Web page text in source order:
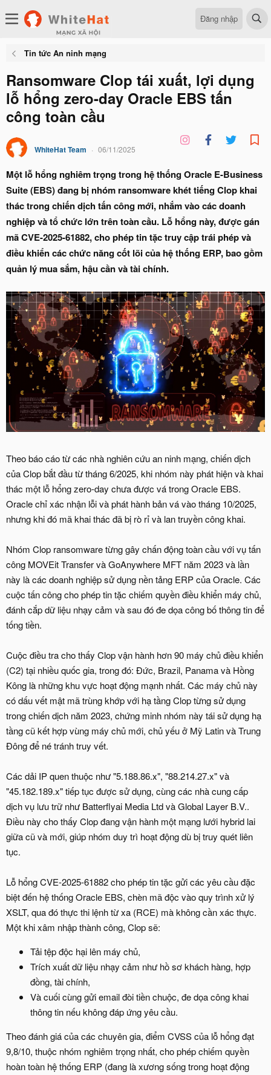
Đăng nhập
Tin tức An ninh mạng
Ransomware Clop tái xuất, lợi dụng
lỗ hổng zero-day Oracle EBS tấn
công toàn cầu
WhiteHat Team 06/11/2025
Một lỗ hổng nghiêm trọng trong hệ thống Oracle E-Business
Suite (EBS) đang bị nhóm ransomware khét tiếng Clop khai
thác trong chiến dịch tấn công mới, nhắm vào các doanh
nghiệp và tổ chức lớn trên toàn cầu. Lỗ hổng này, được gán
mã CVE-2025-61882, cho phép tin tặc truy cập trái phép và
điều khiển các chức năng cốt lõi của hệ thống ERP, bao gồm
quản lý mua sắm, hậu cần và tài chính.
Theo báo cáo từ các nhà nghiên cứu an ninh mạng, chiến dịch
của Clop bắt đầu từ tháng 6/2025, khi nhóm này phát hiện và khai
thác một lỗ hổng zero-day chưa được vá trong Oracle EBS.
Oracle chỉ xác nhận lỗi và phát hành bản vá vào tháng 10/2025,
nhưng khi đó mã khai thác đã bị rò rỉ và lan truyền công khai.
Nhóm Clop ransomware từng gây chấn động toàn cầu với vụ tấn
công MOVEit Transfer và GoAnywhere MFT năm 2023 và lần
này là các doanh nghiệp sử dụng nền tảng ERP của Oracle. Các
cuộc tấn công cho phép tin tặc chiếm quyền điều khiển máy chủ,
đánh cắp dữ liệu nhạy cảm và sau đó đe dọa công bố thông tin để
tống tiền.
Cuộc điều tra cho thấy Clop vận hành hơn 90 máy chủ điều khiển
(C2) tại nhiều quốc gia, trong đó: Đức, Brazil, Panama và Hồng
Kông là những khu vực hoạt động mạnh nhất. Các máy chủ này
có dấu vết mật mã trùng khớp với hạ tầng Clop từng sử dụng
trong chiến dịch năm 2023, chứng minh nhóm này tái sử dụng hạ
tầng cũ kết hợp vùng máy chủ mới, chủ yếu ở Mỹ Latin và Trung
Đông để né tránh truy vết.
Các dải IP quen thuộc như "5.188.86.x", "88.214.27.x" và
"45.182.189.x" tiếp tục được sử dụng, cùng các nhà cung cấp
dịch vụ lưu trữ như Batterflyai Media Ltd và Global Layer B.V..
Điều này cho thấy Clop đang vận hành một mạng lưới hybrid lai
giữa cũ và mới, giúp nhóm duy trì hoạt động dù bị truy quét liên
tục.
Lỗ hổng CVE-2025-61882 cho phép tin tặc gửi các yêu cầu đặc
biệt đến hệ thống Oracle EBS, chèn mã độc vào quy trình xử lý
XSLT, qua đó thực thi lệnh từ xa (RCE) mà không cần xác thực.
Một khi xâm nhập thành công, Clop sẽ:
Tải tệp độc hại lên máy chủ,
Trích xuất dữ liệu nhạy cảm như hồ sơ khách hàng, hợp
đồng, tài chính,
Và cuối cùng gửi email đòi tiền chuộc, đe dọa công khai
thông tin nếu không đáp ứng yêu cầu.
Theo đánh giá của các chuyên gia, điểm CVSS của lỗ hổng đạt
9,8/10, thuộc nhóm nghiêm trọng nhất, cho phép chiếm quyền
hoàn toàn hệ thống ERP (đang là xương sống trong hoạt động